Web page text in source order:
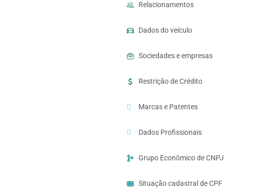
Relacionamentos
Dados do veículo
Sociedades e empresas
Restrição de Crédito
Marcas e Patentes
Dados Profissionais
Grupo Econômico de CNPJ
Situação cadastral de CPF